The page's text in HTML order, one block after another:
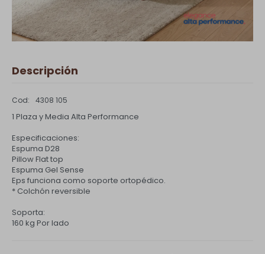
Descripción
4308 105
1 Plaza y Media Alta Performance
Especificaciones:
Espuma D28
Pillow Flat top
Espuma Gel Sense
Eps funciona como soporte ortopédico.
* Colchón reversible
Soporta:
160 kg Por lado